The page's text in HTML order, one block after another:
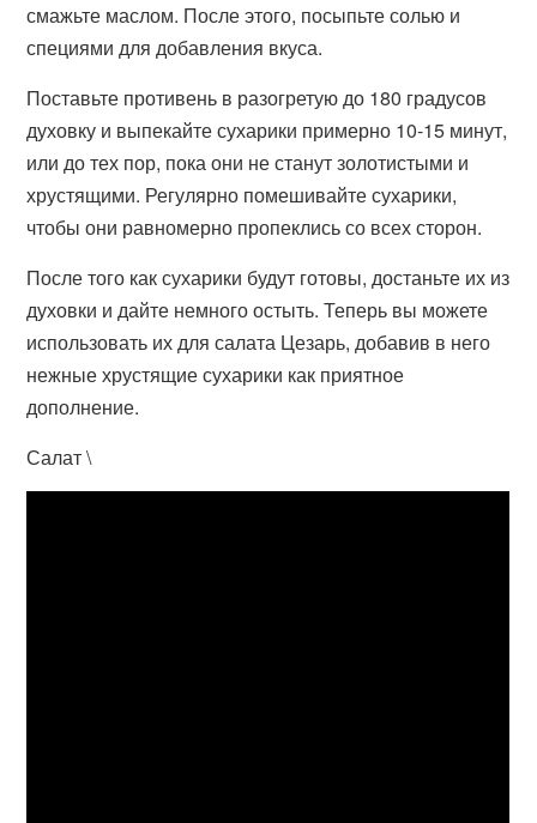
смажьте маслом. После этого, посыпьте солью и
специями для добавления вкуса.
Поставьте противень в разогретую до 180 градусов
духовку и выпекайте сухарики примерно 10-15 минут,
или до тех пор, пока они не станут золотистыми и
хрустящими. Регулярно помешивайте сухарики,
чтобы они равномерно пропеклись со всех сторон.
После того как сухарики будут готовы, достаньте их из
духовки и дайте немного остыть. Теперь вы можете
использовать их для салата Цезарь, добавив в него
нежные хрустящие сухарики как приятное
дополнение.
Салат \